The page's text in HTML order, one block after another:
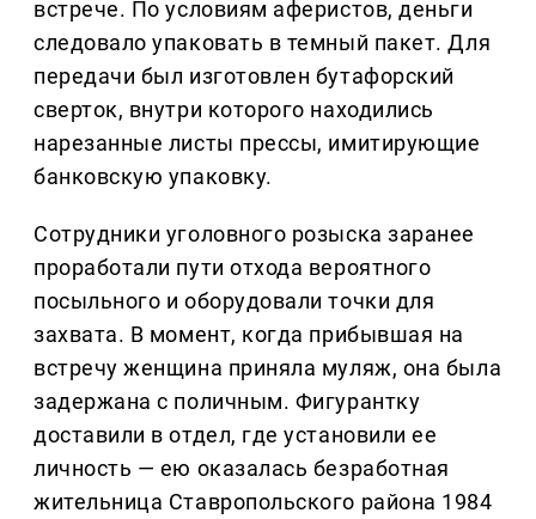
встрече. По условиям аферистов, деньги
следовало упаковать в темный пакет. Для
передачи был изготовлен бутафорский
сверток, внутри которого находились
нарезанные листы прессы, имитирующие
банковскую упаковку.
Сотрудники уголовного розыска заранее
проработали пути отхода вероятного
посыльного и оборудовали точки для
захвата. В момент, когда прибывшая на
встречу женщина приняла муляж, она была
задержана с поличным. Фигурантку
доставили в отдел, где установили ее
личность — ею оказалась безработная
жительница Ставропольского района 1984